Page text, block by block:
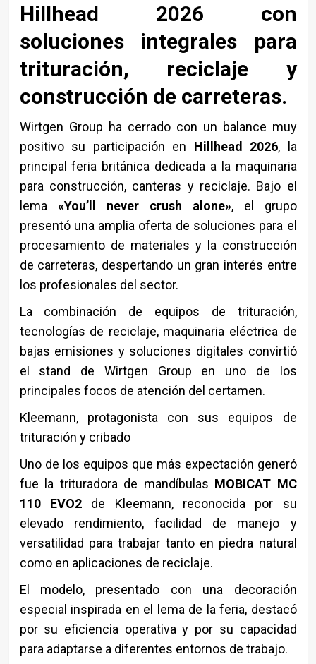
Hillhead 2026 con
soluciones integrales para
trituración, reciclaje y
construcción de carreteras.
Wirtgen Group ha cerrado con un balance muy
positivo su participación en Hillhead 2026, la
principal feria británica dedicada a la maquinaria
para construcción, canteras y reciclaje. Bajo el
lema «You’ll never crush alone», el grupo
presentó una amplia oferta de soluciones para el
procesamiento de materiales y la construcción
de carreteras, despertando un gran interés entre
los profesionales del sector.
La combinación de equipos de trituración,
tecnologías de reciclaje, maquinaria eléctrica de
bajas emisiones y soluciones digitales convirtió
el stand de Wirtgen Group en uno de los
principales focos de atención del certamen.
Kleemann, protagonista con sus equipos de
trituración y cribado
Uno de los equipos que más expectación generó
fue la trituradora de mandíbulas MOBICAT MC
110 EVO2de Kleemann, reconocida por su
elevado rendimiento, facilidad de manejo y
versatilidad para trabajar tanto en piedra natural
como en aplicaciones de reciclaje.
El modelo, presentado con una decoración
especial inspirada en el lema de la feria, destacó
por su eficiencia operativa y por su capacidad
para adaptarse a diferentes entornos de trabajo.